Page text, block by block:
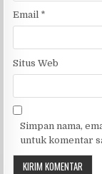
Email *
Situs Web
Simpan nama,
untuk komentar